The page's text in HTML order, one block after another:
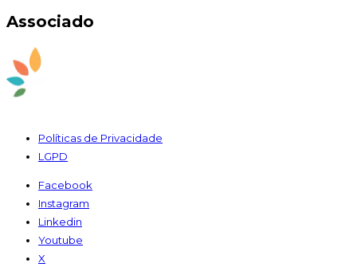
Associado
Políticas de Privacidade
LGPD
Facebook
Instagram
Linkedin
Youtube
X